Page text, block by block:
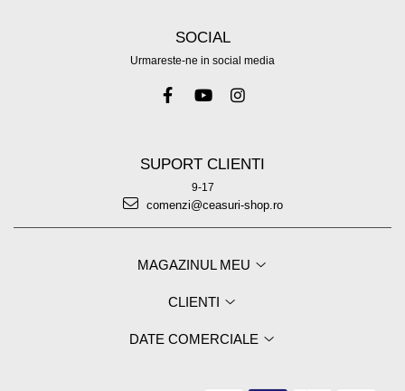
SOCIAL
Urmareste-ne in social media
SUPORT CLIENTI
9-17
comenzi@ceasuri-shop.ro
MAGAZINUL MEU
CLIENTI
DATE COMERCIALE